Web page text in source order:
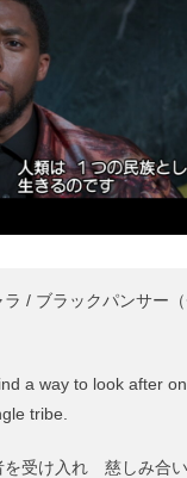
ラ / ブラックパンサー
a way to look after
tribe.
を受け入れ 慈しみ合